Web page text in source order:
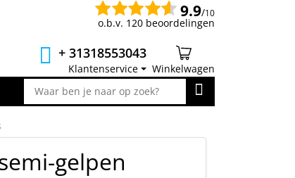
9.9/10
o.b.v. 120 beoordelingen
+ 31318553043
Klantenservice
Winkelwagen
gelpen